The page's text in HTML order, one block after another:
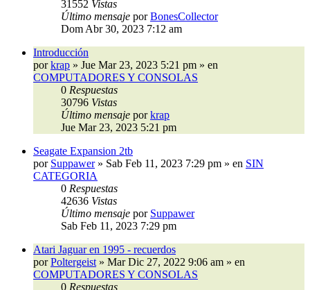
31552 Vistas
Último mensaje porBonesCollector
Dom Abr 30, 2023 7:12 am
Introducción
porkrap » Jue Mar 23, 2023 5:21 pm » en
COMPUTADORES Y CONSOLAS
0 Respuestas
30796 Vistas
Último mensaje porkrap
Jue Mar 23, 2023 5:21 pm
Seagate Expansion 2tb
por Suppawer» Sab Feb 11, 2023 7:29 pm » en SIN
CATEGORIA
0 Respuestas
42636 Vistas
Último mensaje por Suppawer
Sab Feb 11, 2023 7:29 pm
Atari Jaguar en 1995 - recuerdos
porPoltergeist » Mar Dic 27, 2022 9:06 am » en
COMPUTADORES Y CONSOLAS
0 Respuestas